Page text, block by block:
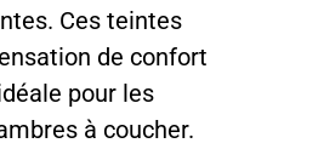
Ces teintes
de confort
pour les
à coucher.